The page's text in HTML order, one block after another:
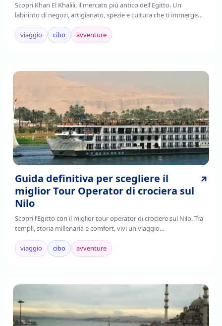
Scopri Khan El Khalili, il mercato più antico dell'Egitto. Un
labirinto di negozi, artigianato, spezie e cultura che ti immerge
nell'autenticità cairota. Leggi!
viaggio
cibo avventure
Guida definitiva per scegliere il
miglior Tour Operator di crociera sul
Nilo
Scopri l’Egitto con il miglior tour operator di crociere sul Nilo. Tra
templi, storia millenaria e comfort, vivi un viaggio
indimenticabile.Prenota ora!
viaggio
cibo avventure